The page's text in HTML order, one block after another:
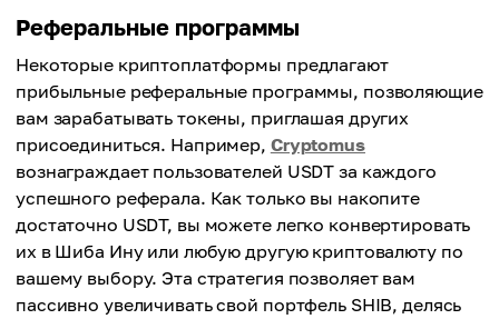
Реферальные программы
Некоторые криптоплатформы предлагают
прибыльные реферальные программы, позволяющие
вам зарабатывать токены, приглашая других
присоединиться. Например, Cryptomus
вознаграждает пользователей USDT за каждого
успешного реферала. Как только вы накопите
достаточно USDT, вы можете легко конвертировать
их в Шиба Ину или любую другую криптовалюту по
вашему выбору. Эта стратегия позволяет вам
пассивно увеличивать свой портфель SHIB, делясь